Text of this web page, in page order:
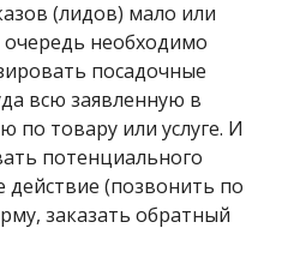
(лидов) мало или
необходимо
посадочные
всю заявленную в
товару или услуге. И
потенциального
действие (позвонить по
заказать обратный